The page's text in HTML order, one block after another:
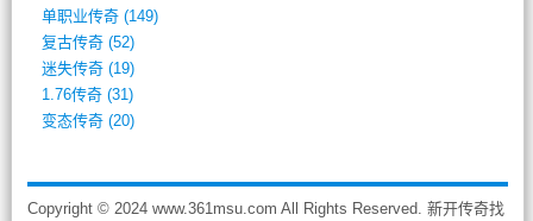
单职业传奇(149)
复古传奇(52)
迷失传奇(19)
1.76传奇(31)
变态传奇(20)
Copyright © 2024 www.361msu.com All Rights Reserved. 新开传奇找